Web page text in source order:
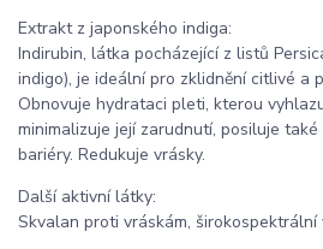
Extrakt z japonského indiga:
Indirubin, látka pocházející z listů
indigo), je ideální pro zklidnění citlivé a
Obnovuje hydrataci pleti, kterou
minimalizuje její zarudnutí, posiluje
bariéry. Redukuje vrásky.
Další aktivní látky:
Skvalan proti vráskám, širokospektrální